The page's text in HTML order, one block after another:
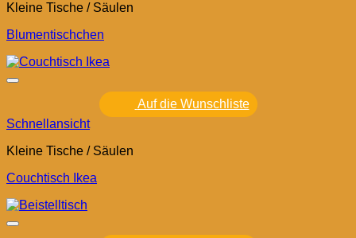
Kleine Tische / Säulen
Blumentischchen
Auf die Wunschliste
Schnellansicht
Kleine Tische / Säulen
Couchtisch Ikea